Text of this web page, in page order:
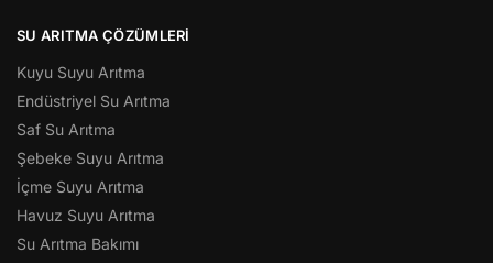
SU ARITMA ÇÖZÜMLERI
Kuyu Suyu Arıtma
Endüstriyel Su Arıtma
Saf Su Arıtma
Şebeke Suyu Arıtma
İçme Suyu Arıtma
Havuz Suyu Arıtma
Su Arıtma Bakımı